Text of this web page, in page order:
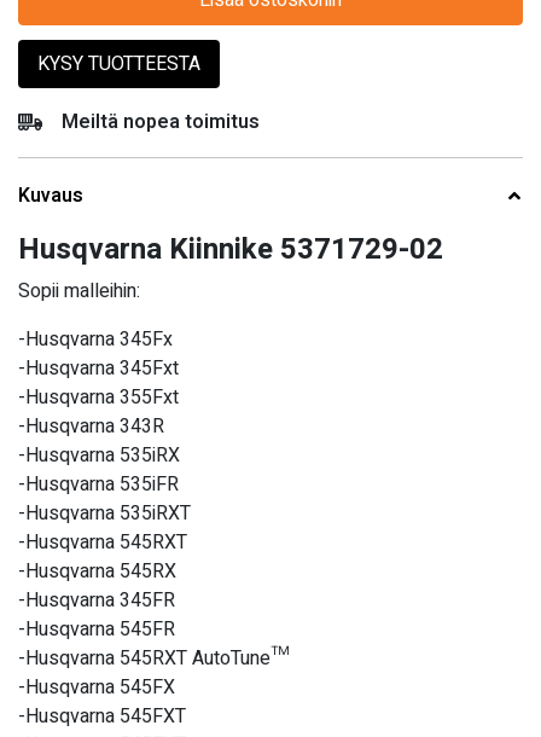
KYSY TUOTTEESTA
Meiltä nopea toimitus
Kuvaus
Husqvarna Kiinnike 5371729-02
Sopii malleihin:
-Husqvarna 345Fx
-Husqvarna 345Fxt
-Husqvarna 355Fxt
-Husqvarna 343R
-Husqvarna 535iRX
-Husqvarna 535iFR
-Husqvarna 535iRXT
-Husqvarna 545RXT
-Husqvarna 545RX
-Husqvarna 345FR
-Husqvarna 545FR
-Husqvarna 545RXT AutoTune™
-Husqvarna 545FX
-Husqvarna 545FXT